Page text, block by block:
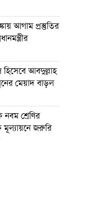
আগাম প্রস্তুতির
আবদুল্লাহ
মেয়াদ বাড়ল
নবম শ্রেণির
মূল্যায়নে জরুরি